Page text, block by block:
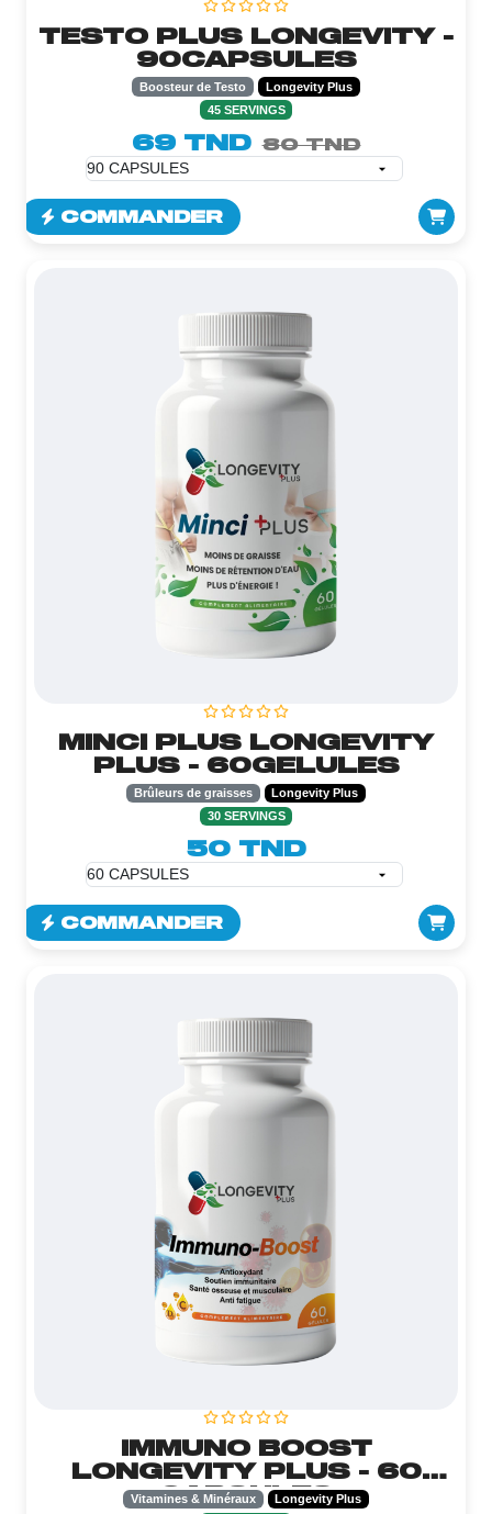
TESTO PLUS LONGEVITY -
90CAPSULES
Boosteur de Testo
Longevity Plus
45 SERVINGS
69 TND 80 TND
COMMANDER
MINCI PLUS LONGEVITY
PLUS - 60GELULES
Brûleurs de graisses
Longevity Plus
30 SERVINGS
50 TND
COMMANDER
IMMUNO BOOST
LONGEVITY PLUS - 60
CAPSULES
Vitamines & Minéraux
Longevity Plus